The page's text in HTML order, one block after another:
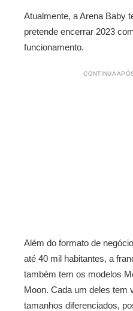
Atualmente, a Arena Baby
pretende encerrar 2023
funcionamento.
CONTINUA
Além do formato de
até 40 mil habitantes, a
também tem os modelos
Moon. Cada um deles tem
tamanhos diferenciados,